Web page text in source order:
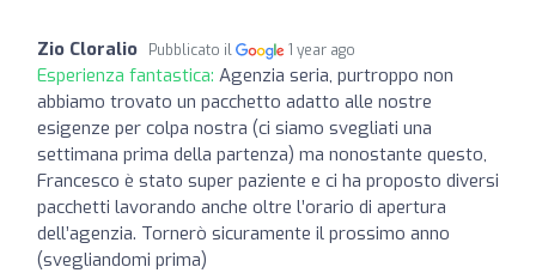
Zio Cloralio Pubblicato il 1 year ago
Esperienza fantastica: Agenzia seria, purtroppo non
abbiamo trovato un pacchetto adatto alle nostre
esigenze per colpa nostra (ci siamo svegliati una
settimana prima della partenza) ma nonostante questo,
Francesco è stato super paziente e ci ha proposto diversi
pacchetti lavorando anche oltre l’orario di apertura
dell’agenzia. Tornerò sicuramente il prossimo anno
(svegliandomi prima)